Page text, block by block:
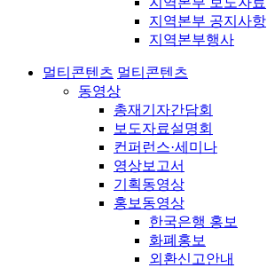
지역본부 공지사항
지역본부행사
멀티콘텐츠 멀티콘텐츠
동영상
총재기자간담회
보도자료설명회
컨퍼런스·세미나
영상보고서
기획동영상
홍보동영상
한국은행 홍보
화폐홍보
외환신고안내